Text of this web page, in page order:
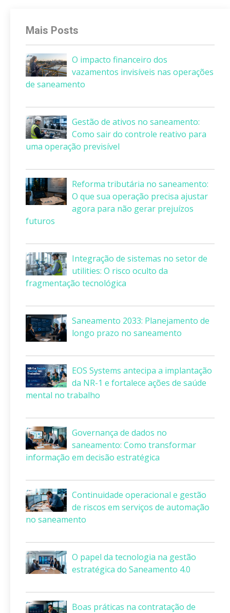
Mais Posts
O impacto financeiro dos
vazamentos invisíveis nas operações
de saneamento
Gestão de ativos no saneamento:
Como sair do controle reativo para
uma operação previsível
Reforma tributária no saneamento:
O que sua operação precisa ajustar
agora para não gerar prejuízos
futuros
Integração de sistemas no setor de
utilities: O risco oculto da
fragmentação tecnológica
Saneamento 2033: Planejamento de
longo prazo no saneamento
EOS Systems antecipa a implantação
da NR-1 e fortalece ações de saúde
mental no trabalho
Governança de dados no
saneamento: Como transformar
informação em decisão estratégica
Continuidade operacional e gestão
de riscos em serviços de automação
no saneamento
O papel da tecnologia na gestão
estratégica do Saneamento 4.0
Boas práticas na contratação de